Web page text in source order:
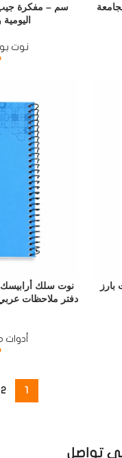
سم – مفكرة جيب
نوت
بارز
دفتر ملاحظات
أدوات
1
2
تواصل